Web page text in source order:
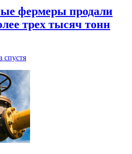
фермеры продали
трех тысяч тонн
спустя